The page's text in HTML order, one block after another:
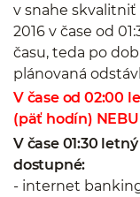
v snahe skvalitniť
2016 v čase od
času, teda po
plánovaná
V čase od 02:00
(päť hodín)
V čase 01:30
dostupné:
- internet